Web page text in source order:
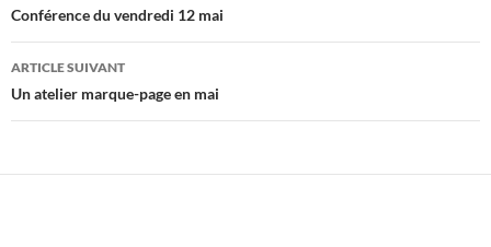
des
articles
Conférence du vendredi 12 mai
ARTICLE SUIVANT
Un atelier marque-page en mai